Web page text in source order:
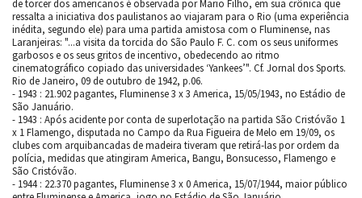
de torcer dos americanos é observada por Mario Filho, em sua crônica que
ressalta a iniciativa dos paulistanos ao viajaram para o Rio (uma experiência
inédita, segundo ele) para uma partida amistosa com o Fluminense, nas
Laranjeiras: "...a visita da torcida do São Paulo F. C. com os seus uniformes
garbosos e os seus gritos de incentivo, obedecendo ao ritmo
cinematográfico copiado das universidades ‘Yankees’". Cf. Jornal dos Sports.
Rio de Janeiro, 09 de outubro de 1942, p.06.
- 1943 : 21.902 pagantes, Fluminense 3 x 3 America, 15/05/1943, no Estádio de
São Januário.
- 1943 : Após acidente por conta de superlotação na partida São Cristóvão 1
x 1 Flamengo, disputada no Campo da Rua Figueira de Melo em 19/09, os
clubes com arquibancadas de madeira tiveram que retirá-las por ordem da
polícia, medidas que atingiram America, Bangu, Bonsucesso, Flamengo e
São Cristóvão.
- 1944 : 22.370 pagantes, Fluminense 3 x 0 America, 15/07/1944, maior público